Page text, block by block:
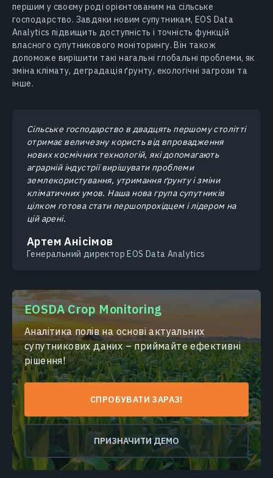
першим у своєму роді орієнтованим на сільське
господарство. Завдяки новим супутникам, EOS Data
Analytics підвищить доступність і точність функцій
власного супутникового моніторингу. Він також
допоможе вирішити такі нагальні глобальні проблеми, як
зміна клімату, деградація ґрунту, екологічні загрози та
інше.
Сільське господарство в двадцять першому столітті
отримає величезну користь від впровадження
нових космічних технологій, які допомагають
аграрній індустрії вирішувати проблеми
землекористування, утримання ґрунту і зміни
кліматичних умов. Наша нова група супутників
цілком готова стати першопрохідцем і лідером на
цій арені.
Артем Анісімов
Генеральний директор EOS Data Analytics
EOSDA Crop Monitoring
Аналітика полів на основі актуальних
супутникових даних – приймайте ефективні
рішення!
СПРОБУВАТИ ЗАРАЗ!
ПРИЗНАЧИТИ ДЕМО